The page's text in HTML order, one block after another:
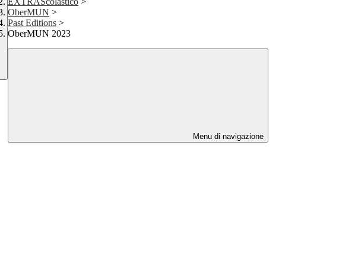
OberMUN >
Past Editions >
OberMUN 2023
Menu di navigazione